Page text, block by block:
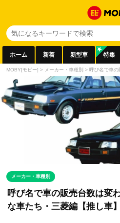
ホーム 新着 新型車 特集
MOBY[モビー] > メーカー・車種別 > 呼び名で車の
メーカー・車種別
呼び名で車の販売台数は変
な車たち・三菱編【推し車】